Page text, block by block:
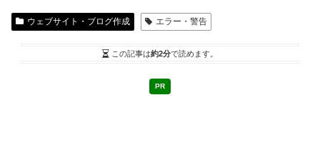
ウェブサイト・ブログ作成 エラー・警告
この記事は約2分で読めます。
PR